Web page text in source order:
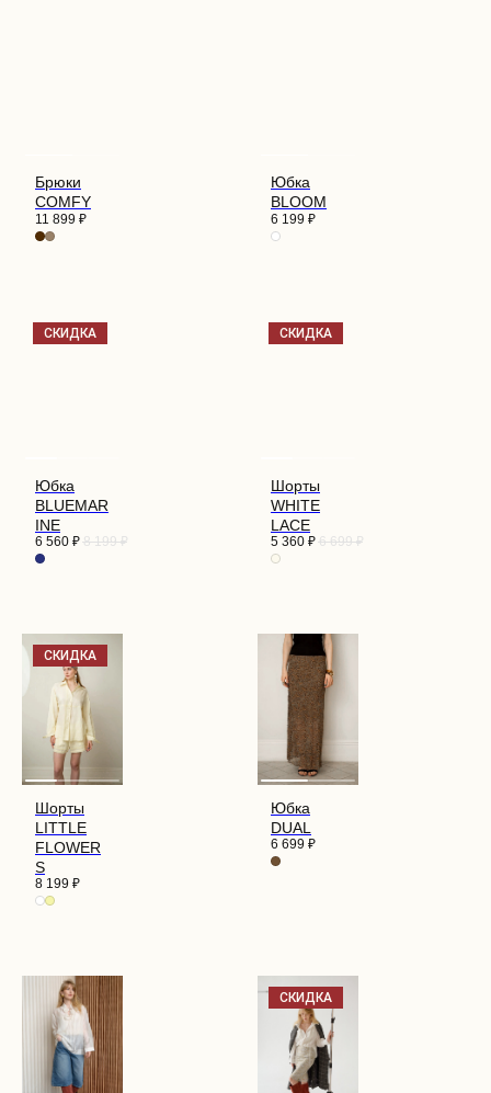
Брюки
COMFY
11 899 ₽
Юбка
BLOOM
6 199 ₽
СКИДКА
Юбка
BLUEMAR
INE
6 560 ₽ 8 199 ₽
СКИДКА
Шорты
WHITE
LACE
5 360 ₽ 6 699 ₽
СКИДКА
Шорты
LITTLE
FLOWER
S
8 199 ₽
Юбка
DUAL
6 699 ₽
СКИДКА
ДОСТАВКА И ОПЛАТА
ВОЗВРАТ И ГАРАНТИЯ
ЭСТЕТИКА БРЕНДА
КОНТАКТЫ